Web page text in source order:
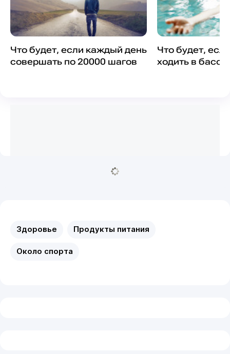
Что будет, если каждый день
совершать по 20000 шагов
Что будет,
ходить в
Здоровье Продукты питания
Около спорта